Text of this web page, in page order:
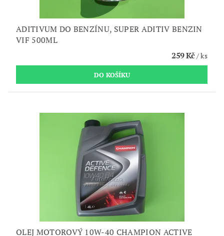
ADITIVUM DO BENZÍNU, SUPER ADITIV BENZIN
VIF 500ML
259 Kč/ ks
OLEJ MOTOROVÝ 10W-40 CHAMPION ACTIVE